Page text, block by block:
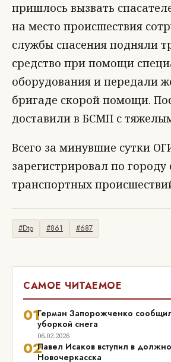
пришлось вызвать
на место происшествия
службы спасения подняли
средство при помощи
оборудования и передали
бригаде скорой помощи.
доставили в БСМП с
Всего за минувшие сутки
зарегистрировал по
транспортных
#Dtp #861 #687
САМОЕ ЧИТАЕМОЕ
01Герман Запорожченко
уборкой снега
06.02.2026
02Павел Исаков вступил в
Новочеркасска